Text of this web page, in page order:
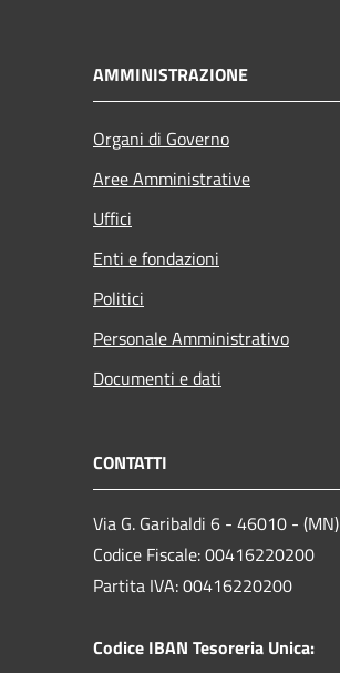
AMMINISTRAZIONE
Organi di Governo
Aree Amministrative
Uffici
Enti e fondazioni
Politici
Personale Amministrativo
Documenti e dati
CONTATTI
Via G. Garibaldi 6 - 46010 - (MN)
Codice Fiscale: 00416220200
Partita IVA: 00416220200
Codice IBAN Tesoreria Unica: